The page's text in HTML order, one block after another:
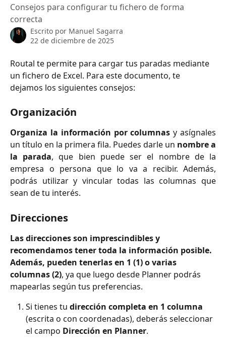
Consejos para configurar tu fichero de forma
correcta
Escrito por Manuel Sagarra
22 de diciembre de 2025
Routal te permite para cargar tus paradas mediante
un fichero de Excel. Para este documento, te
dejamos los siguientes consejos:
Organización
Organiza la información por columnas y asígnales
un título en la primera fila. Puedes darle un nombre a
la parada, que bien puede ser el nombre de la
empresa o persona que lo va a recibir. Además,
podrás utilizar y vincular todas las columnas que
sean de tu interés.
Direcciones
Las direcciones son imprescindibles y
recomendamos tener toda la información posible.
Además, pueden tenerlas en 1 (1) o varias
columnas (2), ya que luego desde Planner podrás
mapearlas según tus preferencias.
Si tienes tu dirección completa en 1 columna
(escrita o con coordenadas), deberás seleccionar
el campo Dirección en Planner.